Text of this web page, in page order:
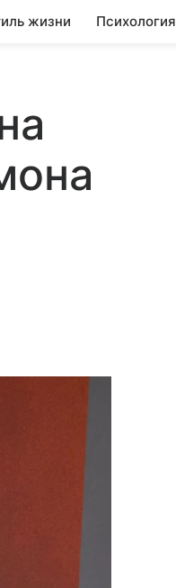
жизни Психология